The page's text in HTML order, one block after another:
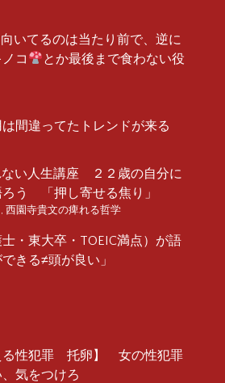
いてるのは当たり前で、逆に
コ
とか最後まで食わない役
間違ってたトレンドが来る
い人生講座 ２２歳の自分に
う 「押し寄せる焦り」
西園寺貴文の痺れる哲学
・東大卒・TOEIC満点）が語
きる≠頭が良い」
る性犯罪 托卵】 女の性犯罪
気をつけろ